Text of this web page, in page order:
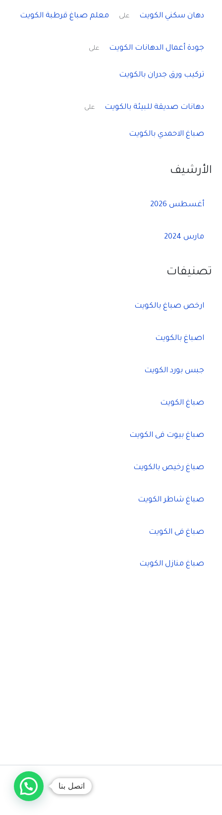
دهان سكني الكويت على معلم صباغ قرطبة الكويت
جودة أعمال الدهانات الكويت على
تركيب ورق جدران بالكويت
دهانات صديقة للبيئة بالكويت على
صباغ الاحمدي بالكويت
الأرشيف
أغسطس 2026
مارس 2024
تصنيفات
ارخص صباغ بالكويت
اصباغ بالكويت
جبس بورد الكويت
صباغ الكويت
صباغ بيوت فى الكويت
صباغ رخيص بالكويت
صباغ شاطر الكويت
صباغ فى الكويت
صباغ منازل الكويت
اتصل بنا